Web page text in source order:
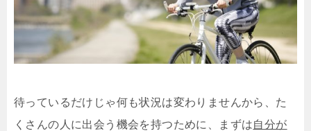
待っているだけじゃ何も状況は変わりませんから、た
くさんの人に出会う機会を持つために、まずは自分が